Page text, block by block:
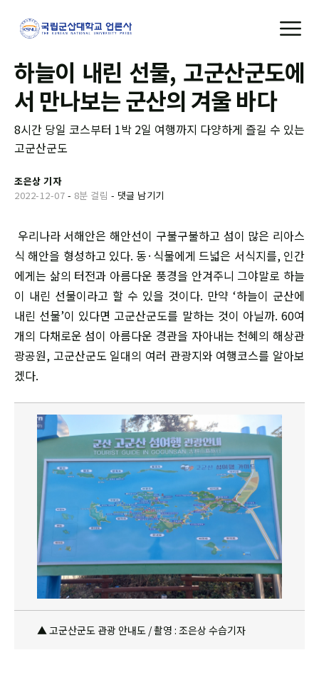
하늘이 내린 선물, 고군산군도에
서 만나보는 군산의 겨울 바다
8시간 당일 코스부터 1박 2일 여행까지 다양하게 즐길 수 있는
고군산군도
조은상 기자
2022-12-07 - 8분 걸림 - 댓글 남기기
우리나라 서해안은 해안선이 구불구불하고 섬이 많은 리아스
식 해안을 형성하고 있다. 동·식물에게 드넓은 서식지를, 인간
에게는 삶의 터전과 아름다운 풍경을 안겨주니 그야말로 하늘
이 내린 선물이라고 할 수 있을 것이다. 만약 ‘하늘이 군산에
내린 선물’이 있다면 고군산군도를 말하는 것이 아닐까. 60여
개의 다채로운 섬이 아름다운 경관을 자아내는 천혜의 해상관
광공원, 고군산군도 일대의 여러 관광지와 여행코스를 알아보
겠다.
▲ 고군산군도 관광 안내도 / 촬영 : 조은상 수습기자